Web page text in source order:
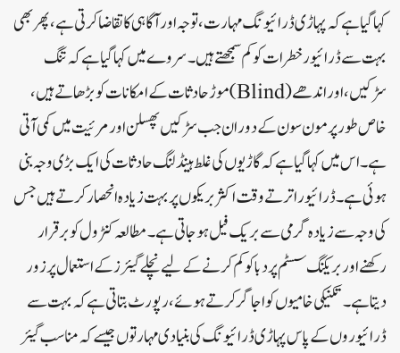
کہا گیا ہے کہ پہاڑی ڈرائیونگ مہارت، توجہ اور آگاہی کا تقاضا کرتی ہے، پھر بھی
بہت سے ڈرائیور خطرات کو کم سمجھتے ہیں۔سروے میں کہا گیا ہے کہ تنگ
سڑکیں، اور اندھے(Blind) موڑ حادثات کے امکانات کو بڑھاتے ہیں،
خاص طور پر مون سون کے دوران جب سڑکیں پھسلن اور مرئیت میں کمی آتی
ہے۔اس میں کہا گیا ہے کہ گاڑیوں کی غلط ہینڈلنگ حادثات کی ایک بڑی وجہ بنی
ہوئی ہے۔ ڈرائیور اترتے وقت اکثر بریکوں پر بہت زیادہ انحصار کرتے ہیں جس
کی وجہ سے زیادہ گرمی سے بریک فیل ہو جاتی ہے۔ مطالعہ کنٹرول کو برقرار
رکھنے اور بریکنگ سسٹم پر دبا کو کم کرنے کے لیے نچلے گیئرز کے استعمال پر زور
دیتا ہے۔تکنیکی خامیوں کو اجاگر کرتے ہوئے، رپورٹ بتاتی ہے کہ بہت سے
ڈرائیوروں کے پاس پہاڑی ڈرائیونگ کی بنیادی مہارتوں جیسے کہ مناسب گیئر